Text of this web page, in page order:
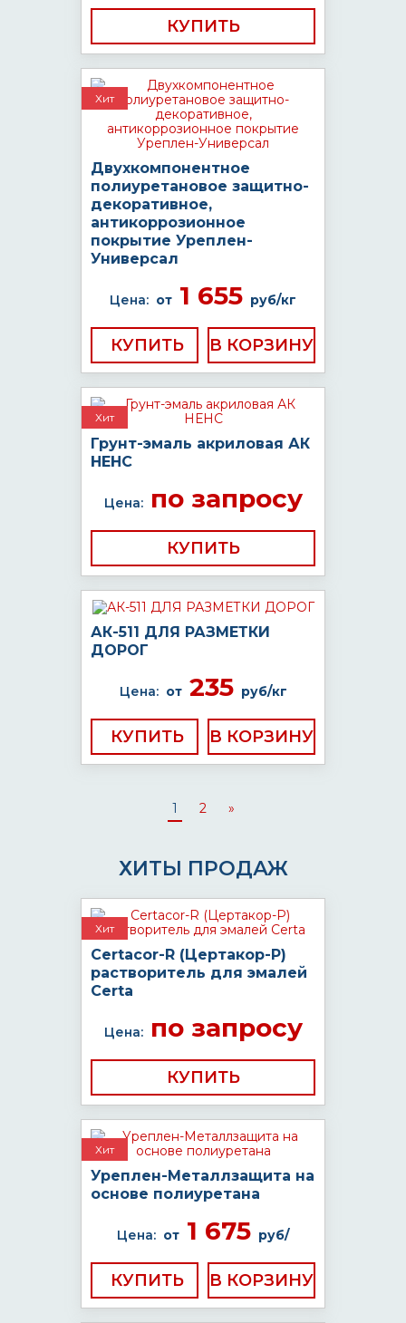
КУПИТЬ
Хит
Двухкомпонентное
полиуретановое защитно-
декоративное,
антикоррозионное
покрытие Уреплен-
Универсал
Цена: от 1 655 руб/кг
КУПИТЬ
Хит
Грунт-эмаль акриловая АК
НЕНС
Цена:по запросу
КУПИТЬ
АК-511 ДЛЯ РАЗМЕТКИ
ДОРОГ
Цена: от235 руб/кг
КУПИТЬ
1 2 »
ХИТЫ ПРОДАЖ
Хит
Certacor-R (Цертакор-Р)
растворитель для эмалей
Certa
Цена:по запросу
КУПИТЬ
Хит
Уреплен-Металлзащита на
основе полиуретана
Цена: от 1 675 руб/
КУПИТЬ